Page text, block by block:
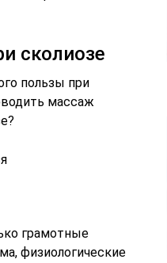
сколиозе
пользы при
массаж
грамотные
физиологические